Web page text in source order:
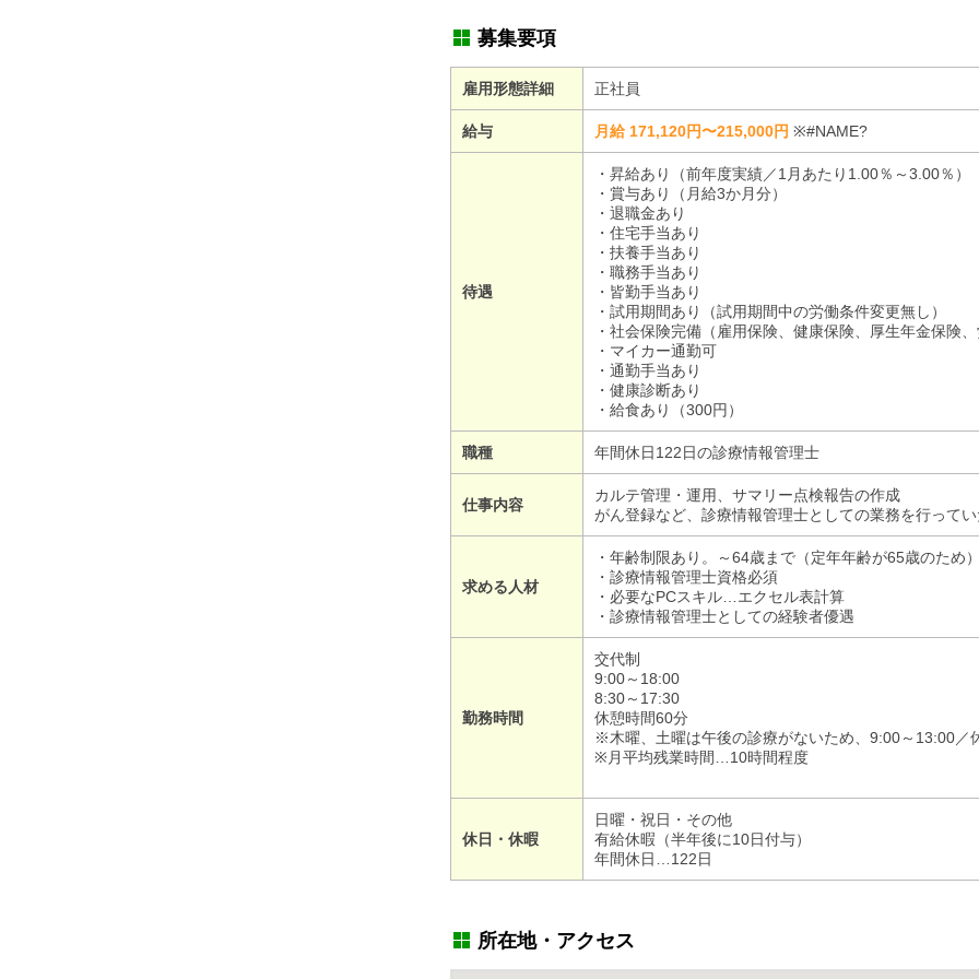
募集要項
雇用形態詳細 正社員
給与 月給 171,120円〜215,000円 ※#NAME?
待遇
・昇給あり（前年度実績／1月あたり1.00％～3.00％）
・賞与あり（月給3か月分）
・退職金あり
・住宅手当あり
・扶養手当あり
・職務手当あり
・皆勤手当あり
・試用期間あり（試用期間中の労働条件変更無し）
・社会保険完備（雇用保険、健康保険、厚生年金保険、
・マイカー通勤可
・通勤手当あり
・健康診断あり
・給食あり（300円）
職種 年間休日122日の診療情報管理士
仕事内容
カルテ管理・運用、サマリー点検報告の作成
がん登録など、診療情報管理士としての業務を行ってい
求める人材
・年齢制限あり。～64歳まで（定年年齢が65歳のため）
・診療情報管理士資格必須
・必要なPCスキル…エクセル表計算
・診療情報管理士としての経験者優遇
勤務時間
交代制
9:00～18:00
8:30～17:30
休憩時間60分
※木曜、土曜は午後の診療がないため、9:00～13:00／
※月平均残業時間…10時間程度
休日・休暇
日曜・祝日・その他
有給休暇（半年後に10日付与）
年間休日…122日
所在地・アクセス